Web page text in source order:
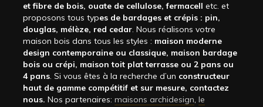
et fibre de bois, ouate de cellulose, fermacell etc. et
proposons tous types de bardages et crépis : pin,
douglas, mélèze, red cedar. Nous réalisons votre
maison bois dans tous les styles : maison moderne
design contemporaine ou classique, maison bardage
bois ou crépi, maison toit plat terrasse ou 2 pans ou
4 pans. Si vous êtes à la recherche d’un constructeur
haut de gamme compétitif et sur mesure, contactez
nous. Nos partenaires: maisons archidesign, le